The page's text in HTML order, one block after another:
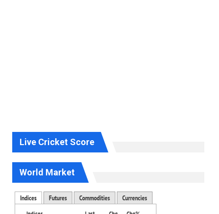
Live Cricket Score
World Market